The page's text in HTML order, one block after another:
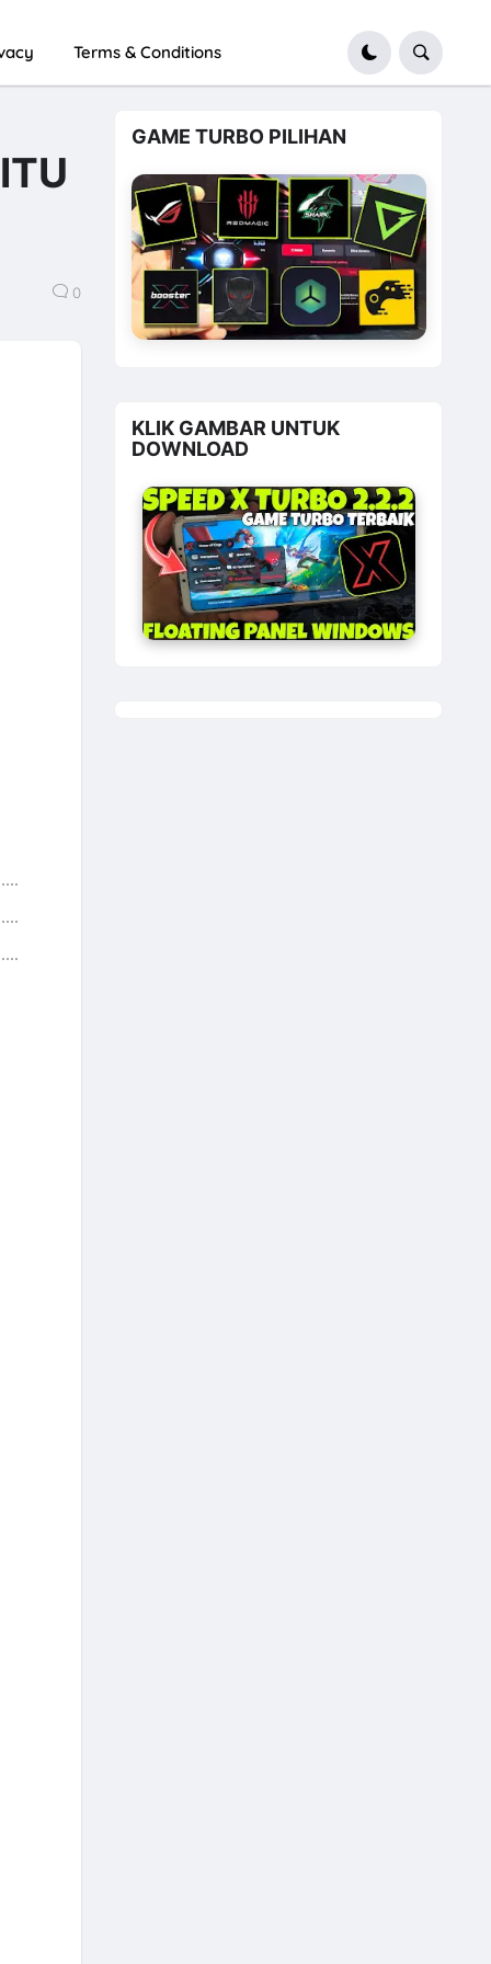
Terms & Conditions
0
GAME TURBO PILIHAN
KLIK GAMBAR UNTUK
DOWNLOAD